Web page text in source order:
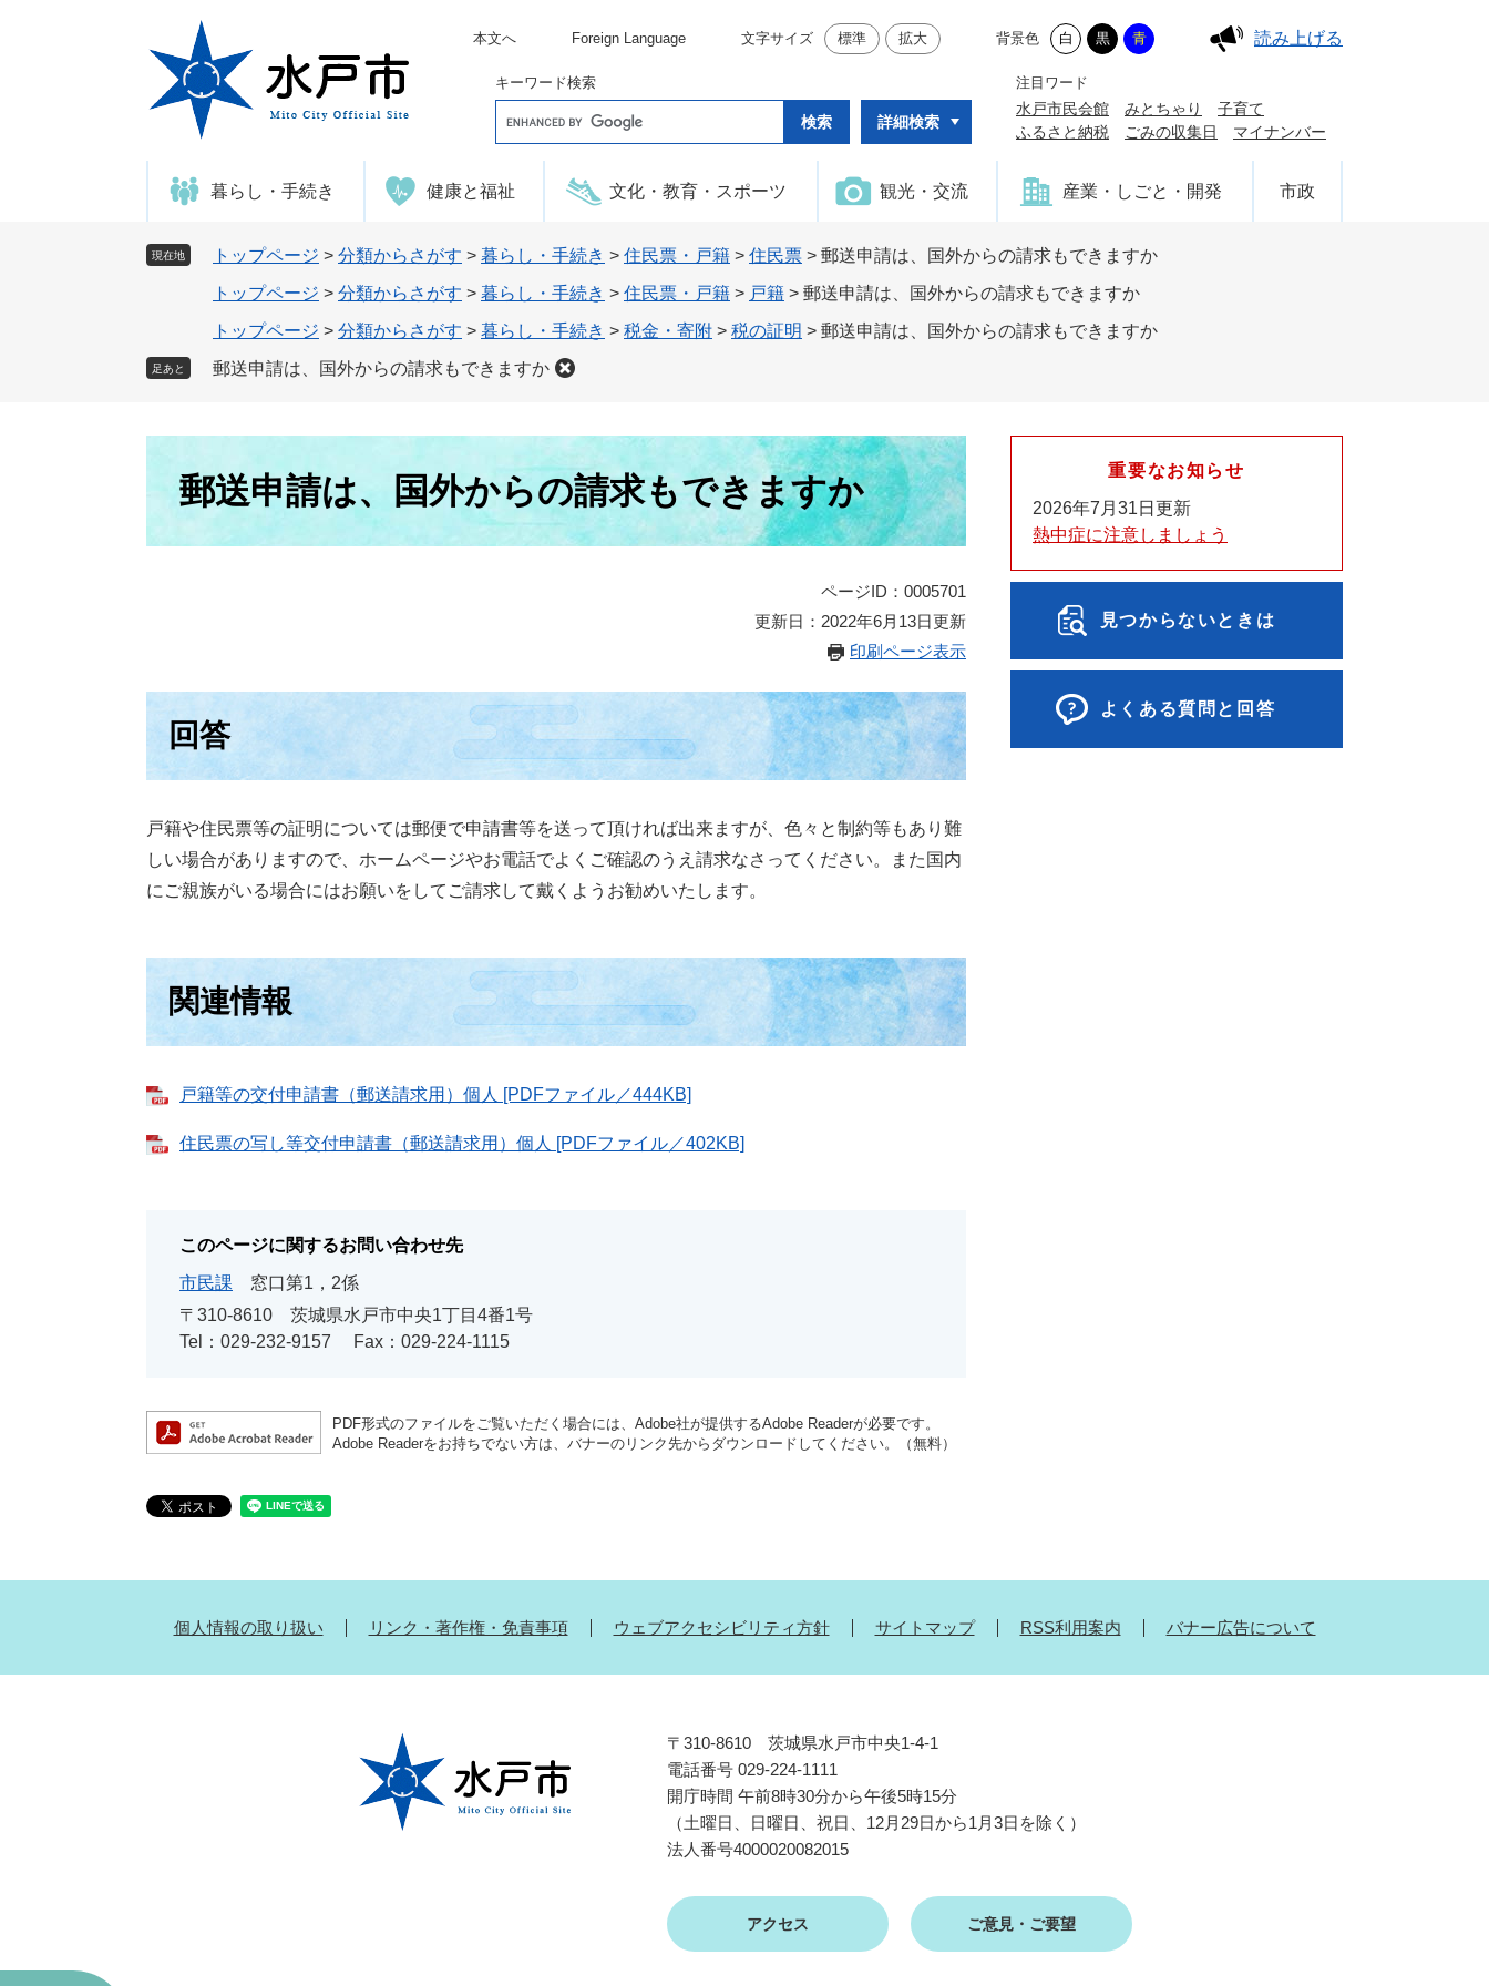
本文へ Foreign Language 文字サイズ 標準 拡大 背景色 白 黒 青 読み上げる
キーワード検索
o
e
タ
ム
検
索
詳細検索
注目ワード
水戸市民会館 みとちゃり
子育て
ふるさと納税
ごみの収集日 マイナンバー
暮らし・手続き 健康と福祉 文化・教育・スポーツ 観光・交流 産業・しごと・開発 市政
現在地 トップページ > 分類からさがす > 暮らし・手続き > 住民票・戸籍 > 住民票 > 郵送申請は、国外からの請求もできますか
トップページ > 分類からさがす > 暮らし・手続き > 住民票・戸籍 > 戸籍 > 郵送申請は、国外からの請求もできますか
トップページ > 分類からさがす > 暮らし・手続き > 税金・寄附 > 税の証明 > 郵送申請は、国外からの請求もできますか
足あと 郵送申請は、国外からの請求もできますか
郵送申請は、国外からの請求もできますか
ページID：0005701
更新日：2022年6月13日更新
印刷ページ表示
回答
戸籍や住民票等の証明については郵便で申請書等を送って頂ければ出来ますが、色々と制約等もあり難
しい場合がありますので、ホームページやお電話でよくご確認のうえ請求なさってください。また国内
にご親族がいる場合にはお願いをしてご請求して戴くようお勧めいたします。
関連情報
戸籍等の交付申請書（郵送請求用）個人 [PDFファイル／444KB]
住民票の写し等交付申請書（郵送請求用）個人 [PDFファイル／402KB]
このページに関するお問い合わせ先
市民課
窓口第1，2係
〒310-8610
茨城県水戸市中央1丁目4番1号
Tel：029-232-9157
Fax：029-224-1115
PDF形式のファイルをご覧いただく場合には、Adobe社が提供するAdobe Readerが必要です。
Adobe Readerをお持ちでない方は、バナーのリンク先からダウンロードしてください。（無料）
重要なお知らせ
2026年7月31日更新
熱中症に注意しましょう
見つからないときは
よくある質問と回答
個人情報の取り扱い リンク・著作権・免責事項 ウェブアクセシビリティ方針 サイトマップ RSS利用案内 バナー広告について
〒310-8610 茨城県水戸市中央1-4-1
電話番号 029-224-1111
開庁時間 午前8時30分から午後5時15分
（土曜日、日曜日、祝日、12月29日から1月3日を除く）
法人番号4000020082015
アクセス ご意見・ご要望